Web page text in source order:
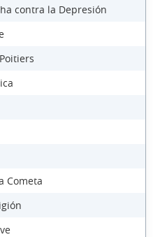
contra la Depresión
Cometa